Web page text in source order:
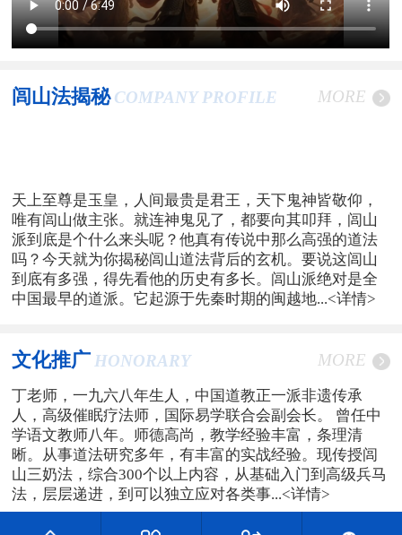
闾山法揭秘 COMPANY PROFILE MORE
天上至尊是玉皇，人间最贵是君王，天下鬼神皆敬仰，
唯有闾山做主张。就连神鬼见了，都要向其叩拜，闾山
派到底是个什么来头呢？他真有传说中那么高强的道法
吗？今天就为你揭秘闾山道法背后的玄机。要说这闾山
到底有多强，得先看他的历史有多长。闾山派绝对是全
中国最早的道派。它起源于先秦时期的闽越地...<详情>
文化推广 HONORARY MORE
丁老师，一九六八年生人，中国道教正一派非遗传承
人，高级催眠疗法师，国际易学联合会副会长。 曾任中
学语文教师八年。师德高尚，教学经验丰富，条理清
晰。从事道法研究多年，有丰富的实战经验。现传授闾
山三奶法，综合300个以上内容，从基础入门到高级兵马
法，层层递进，到可以独立应对各类事...<详情>